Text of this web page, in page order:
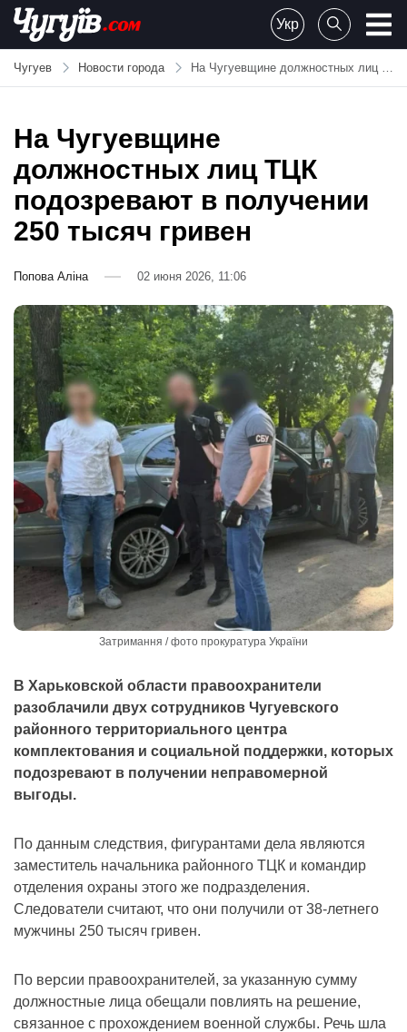
Skip
content
Chuguiv
Укр
Чугуев Новости города На Чугуевщине должностных лиц ТЦК подозревают в получении 250 тысяч гривен
На Чугуевщине
должностных лиц ТЦК
подозревают в получении
250 тысяч гривен
Попова Аліна 02 июня 2026, 11:06
Затримання / фото прокуратура України
В Харьковской области правоохранители
разоблачили двух сотрудников Чугуевского
районного территориального центра
комплектования и социальной поддержки, которых
подозревают в получении неправомерной
выгоды.
По данным следствия, фигурантами дела являются
заместитель начальника районного ТЦК и командир
отделения охраны этого же подразделения.
Следователи считают, что они получили от 38-летнего
мужчины 250 тысяч гривен.
По версии правоохранителей, за указанную сумму
должностные лица обещали повлиять на решение,
связанное с прохождением военной службы. Речь шла